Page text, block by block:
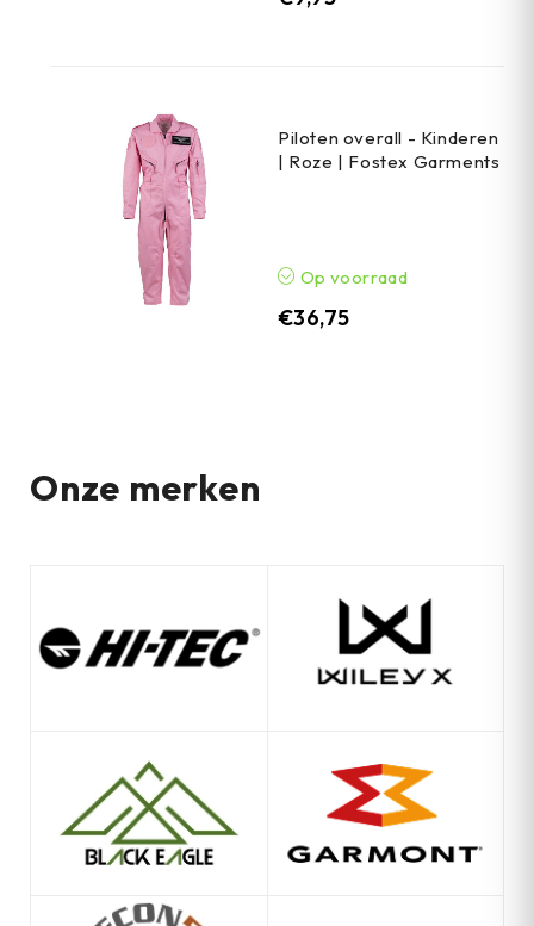
Piloten overall - Kinderen
| Roze | Fostex Garments
Op voorraad
€36,75
Onze merken